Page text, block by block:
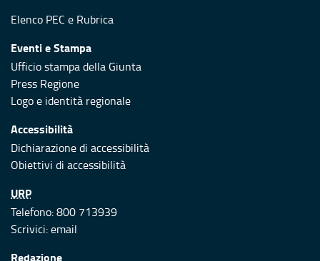
Elenco PEC e Rubrica
Eventi e Stampa
Ufficio stampa della Giunta
Press Regione
Logo e identità regionale
Accessibilità
Dichiarazione di accessibilità
Obiettivi di accessibilità
URP
Telefono: 800 713939
Scrivici:email
Redazione